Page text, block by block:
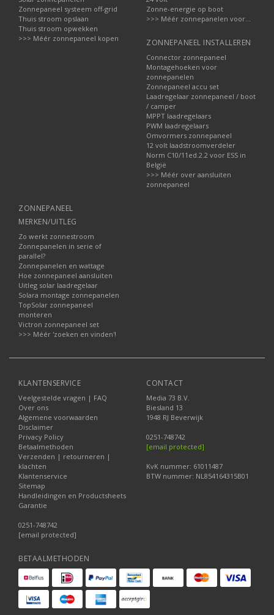
Zonnepaneel systeem off-grid
Thuis stroom opslaan
Thuis stroom opwekken
>>> Méér zonnepaneel kopen
Zonne-energie op boot
>>> Méér zonnepanelen voor...
ZONNEPANEEL INSTALLEREN
Connector zonnepaneel
Montagehoeken voor
zonnepanelen
Zonnepaneel accu set
Laadregelaar zonnepaneel / boot
/ camper
MPPT laadregelaars
PWM laadregelaars
Omvormers zonnepaneel
12 volt laadstroomverdeler
Norm C10/11ed.2.2 voor ESS in
België
>>> Méér over aansluiten
zonnepaneel
ZONNEPANEEL
MERKEN/UITLEG
Zo werkt zonnestroom
Zonnepanelen in serie of
parallel?
Zonnepanelen en wattage
Hoe zonnepaneel aansluiten
Uitleg solar laadregelaar
Solara montage zonnepanelen
TopSolar zonnepaneel
monteren
Victron zonnepaneel set
>>> Méér 'zoeken en vinden'!
KLANTENSERVICE
Veelgestelde vragen | FAQ
Over ons
Algemene voorwaarden
Disclaimer
Privacy Policy
Betaalmethoden
Verzenden | retourneren |
klachten
Klantenservice
Sitemap
Handleidingen en Productsheets
Garantie
0251-748742
[email protected]
CONTACT
Media 73 B.V.
Biesland 13
1948 RJ Beverwijk
0251-748742
[email protected]
KvK nummer: 61011487
BTW nummer: NL854164315B01
BETAALMETHODEN